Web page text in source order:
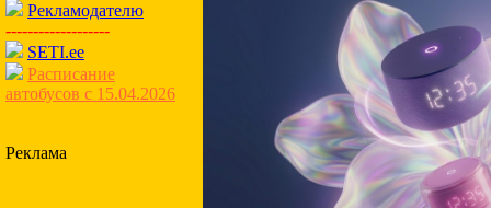
Рекламодателю
-------------------
SETI.ee
Расписание
автобусов с 15.04.2026
Реклама